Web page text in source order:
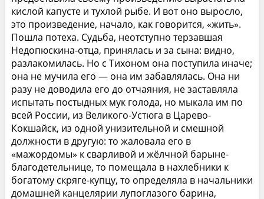
кислой капусте и тухлой рыбе. И вот оно выросло,
это произведение, начало, как говорится, «жить».
Пошла потеха. Судьба, неотступно терзавшая
Недопюскина-отца, принялась и за сына: видно,
разлакомилась. Но с Тихоном она поступила иначе;
она не мучила его — она им забавлялась. Она ни
разу не доводила его до отчаяния, не заставляла
испытать постыдных мук голода, но мыкала им по
всей России, из Великого-Устюга в Царево-
Кокшайск, из одной унизительной и смешной
должности в другую: то жаловала его в
«мажордомы» к сварливой и жёлчной барыне-
благодетельнице, то помещала в нахлебники к
богатому скряге-купцу, то определяла в начальники
домашней канцелярии лупоглазого барина,